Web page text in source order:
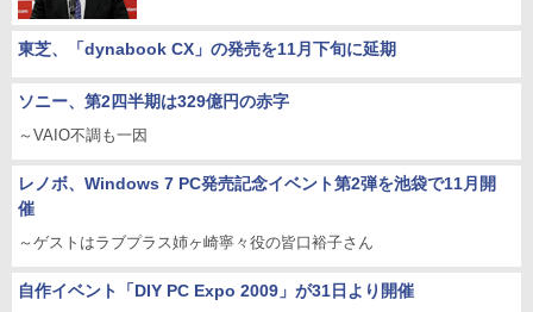
東芝、「dynabook CX」の発売を11月下旬に延期
ソニー、第2四半期は329億円の赤字
～VAIO不調も一因
レノボ、Windows 7 PC発売記念イベント第2弾を池袋で11月開
催
～ゲストはラブプラス姉ヶ崎寧々役の皆口裕子さん
自作イベント「DIY PC Expo 2009」が31日より開催